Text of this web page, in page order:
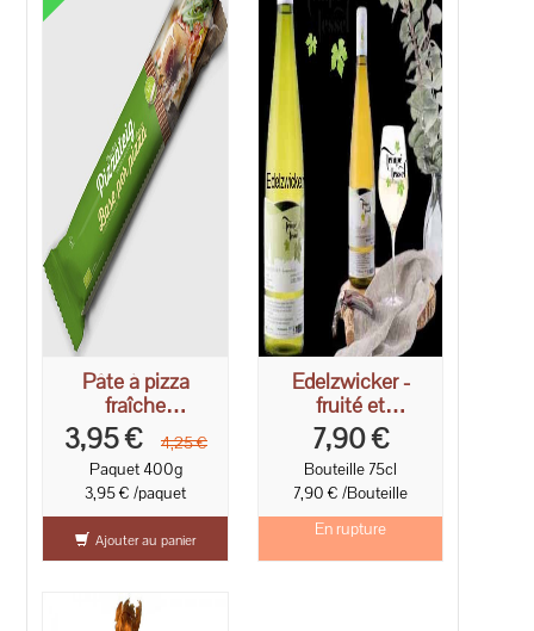
Pâte à pizza
fraîche
rectangulaire
400g -
24x36cm
3,95 €
4,25 €
Paquet 400g
3,95 € /paquet
Ajouter au panier
Edelzwicker -
fruité et
fraîcheur 75cl
7,90 €
Bouteille 75cl
7,90 € /Bouteille
En rupture